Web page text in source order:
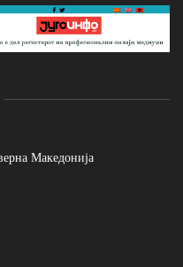
Македонија